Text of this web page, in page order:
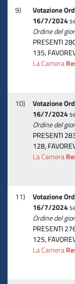
9) Votazione
16/7/2024
Ordine del
PRESENTI
135,
La Camera
10) Votazione
16/7/2024
Ordine del
PRESENTI
128,
La Camera
11) Votazione
16/7/2024
Ordine del
PRESENTI
125,
La Camera